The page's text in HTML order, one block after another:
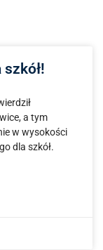
a tym
w wysokości
dla szkół.